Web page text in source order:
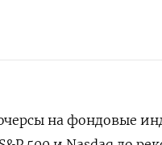
на фондовые